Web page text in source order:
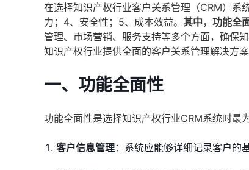
在选择知识产权行业客户关系管理（CRM）系
力；4、安全性；5、成本效益。 其中，功能全
管理、市场营销、服务支持等多个方面，确保
知识产权行业提供全面的客户关系管理解决方
一、功能全面性
功能全面性是选择知识产权行业CRM系统时最
客户信息管理：系统应能够详细记录客户的